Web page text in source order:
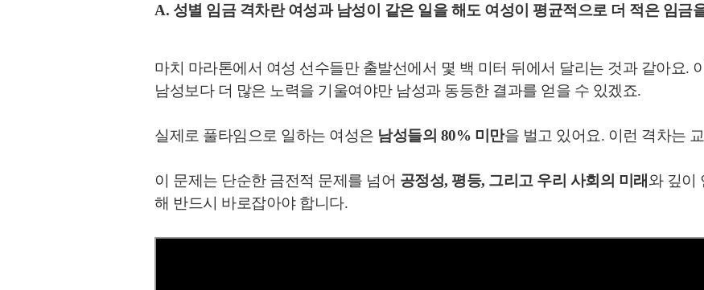
A. 성별 임금 격차란 여성과 남성이 같은 일을 해도 여성이 평균적으로 더 적은 임금
마치 마라톤에서 여성 선수들만 출발선에서 몇 백 미터 뒤에서 달리는 것과 같아요.
남성보다 더 많은 노력을 기울여야만 남성과 동등한 결과를 얻을 수 있겠죠.
실제로 풀타임으로 일하는 여성은 남성들의 80% 미만을 벌고 있어요. 이런 격차는
이 문제는 단순한 금전적 문제를 넘어 공정성, 평등, 그리고 우리 사회의 미래 와 깊이
해 반드시 바로잡아야 합니다.